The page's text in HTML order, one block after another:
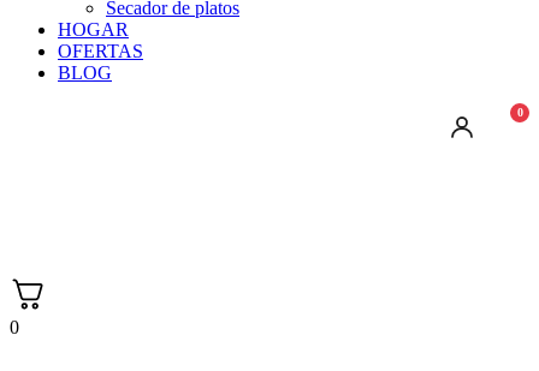
Secador de platos
HOGAR
OFERTAS
BLOG
0
0